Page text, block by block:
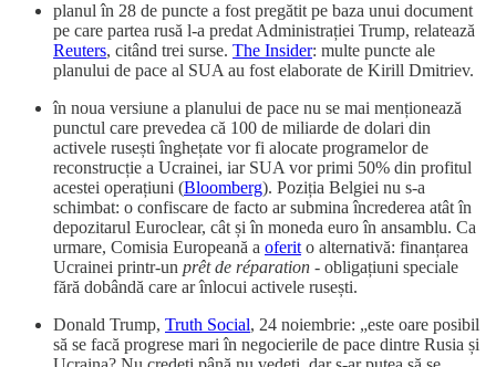
planul în 28 de puncte a fost pregătit pe baza unui document
pe care partea rusă l-a predat Administrației Trump, relatează
Reuters, citând trei surse. The Insider: multe puncte ale
planului de pace al SUA au fost elaborate de Kirill Dmitriev.
în noua versiune a planului de pace nu se mai menționează
punctul care prevedea că 100 de miliarde de dolari din
activele rusești înghețate vor fi alocate programelor de
reconstrucție a Ucrainei, iar SUA vor primi 50% din profitul
acestei operațiuni (Bloomberg). Poziția Belgiei nu s-a
schimbat: o confiscare de facto ar submina încrederea atât în ​​
depozitarul Euroclear, cât și în moneda euro în ansamblu. Ca
urmare, Comisia Europeană a oferit o alternativă: finanțarea
Ucrainei printr-un prêt de réparation - obligațiuni speciale
fără dobândă care ar înlocui activele rusești.
Donald Trump, Truth Social, 24 noiembrie: „este oare posibil
să se facă progrese mari în negocierile de pace dintre Rusia și